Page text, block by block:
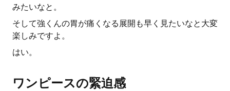
みたいなと。
そして強くんの胃が痛くなる展開も早く見たいなと大変
楽しみですよ。
はい。
ワンピースの緊迫感